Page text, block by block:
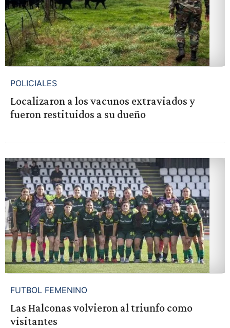
POLICIALES
Localizaron a los vacunos extraviados y
fueron restituidos a su dueño
FUTBOL FEMENINO
Las Halconas volvieron al triunfo como
visitantes